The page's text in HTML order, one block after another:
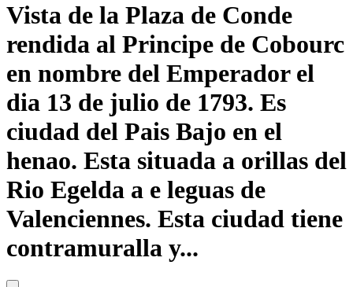
Vista de la Plaza de Conde
rendida al Principe de Cobourc
en nombre del Emperador el
dia 13 de julio de 1793. Es
ciudad del Pais Bajo en el
henao. Esta situada a orillas del
Rio Egelda a e leguas de
Valenciennes. Esta ciudad tiene
contramuralla y...